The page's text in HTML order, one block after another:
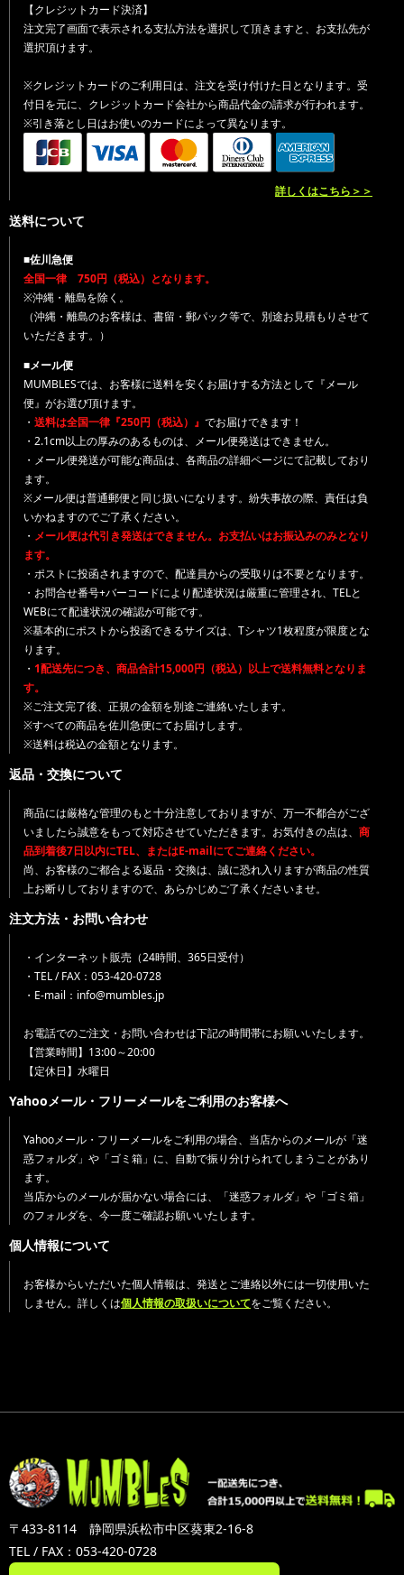
【クレジットカード決済】
注文完了画面で表示される支払方法を選択して頂きますと、お支払先が
選択頂けます。
※クレジットカードのご利用日は、注文を受け付けた日となります。受
付日を元に、クレジットカード会社から商品代金の請求が行われます。
※引き落とし日はお使いのカードによって異なります。
詳しくはこちら＞＞
送料について
■佐川急便
全国一律 750円（税込）となります。
※沖縄・離島を除く。
（沖縄・離島のお客様は、書留・郵パック等で、別途お見積もりさせて
いただきます。）
■メール便
MUMBLESでは、お客様に送料を安くお届けする方法として『メール
便』がお選び頂けます。
・ 送料は全国一律『250円（税込）』 でお届けできます！
・2.1cm以上の厚みのあるものは、メール便発送はできません。
・メール便発送が可能な商品は、各商品の詳細ページにて記載しており
ます。
※メール便は普通郵便と同じ扱いになります。紛失事故の際、責任は負
いかねますのでご了承ください。
・ メール便は代引き発送はできません。お支払いはお振込みのみとなり
ます。
・ポストに投函されますので、配達員からの受取りは不要となります。
・お問合せ番号+バーコードにより配達状況は厳重に管理され、TELと
WEBにて配達状況の確認が可能です。
※基本的にポストから投函できるサイズは、Tシャツ1枚程度が限度とな
ります。
・ 1配送先につき、商品合計15,000円（税込）以上で送料無料となりま
す。
※ご注文完了後、正規の金額を別途ご連絡いたします。
※すべての商品を佐川急便にてお届けします。
※送料は税込の金額となります。
返品・交換について
商品には厳格な管理のもと十分注意しておりますが、万一不都合がござ
いましたら誠意をもって対応させていただきます。お気付きの点は、 商
品到着後7日以内にTEL、またはE-mailにてご連絡ください。
尚、お客様のご都合よる返品・交換は、誠に恐れ入りますが商品の性質
上お断りしておりますので、あらかじめご了承くださいませ。
注文方法・お問い合わせ
・インターネット販売（24時間、365日受付）
・TEL / FAX：053-420-0728
・E-mail：info@mumbles.jp
お電話でのご注文・お問い合わせは下記の時間帯にお願いいたします。
【営業時間】13:00～20:00
【定休日】水曜日
Yahooメール・フリーメールをご利用のお客様へ
Yahooメール・フリーメールをご利用の場合、当店からのメールが「迷
惑フォルダ」や「ゴミ箱」に、自動で振り分けられてしまうことがあり
ます。
当店からのメールが届かない場合には、「迷惑フォルダ」や「ゴミ箱」
のフォルダを、今一度ご確認お願いいたします。
個人情報について
お客様からいただいた個人情報は、発送とご連絡以外には一切使用いた
しません。詳しくは個人情報の取扱いについてをご覧ください。
〒433-8114 静岡県浜松市中区葵東2-16-8
TEL / FAX：053-420-0728